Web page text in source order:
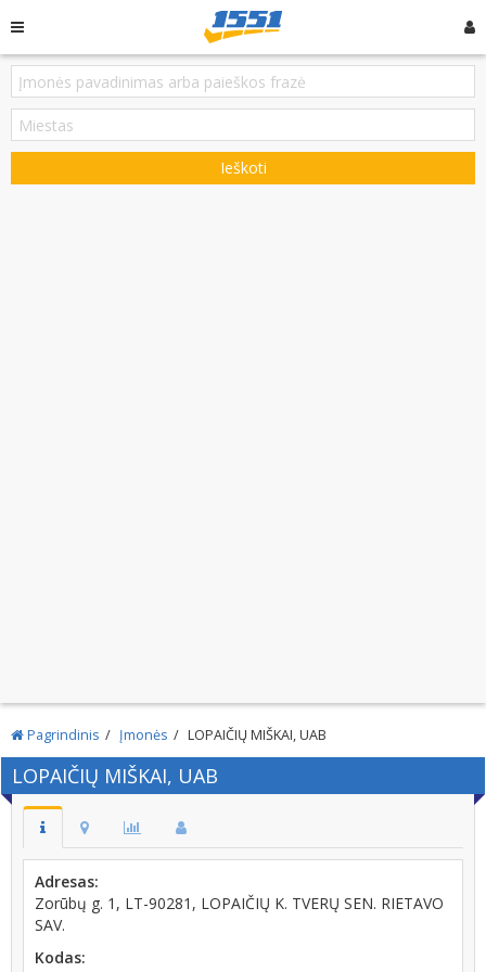
Ieškoti
Pagrindinis Įmonės LOPAIČIŲ MIŠKAI, UAB
LOPAIČIŲ MIŠKAI, UAB
Adresas:
Zorūbų g. 1, LT-90281, LOPAIČIŲ K. TVERŲ SEN. RIETAVO
SAV.
Kodas: